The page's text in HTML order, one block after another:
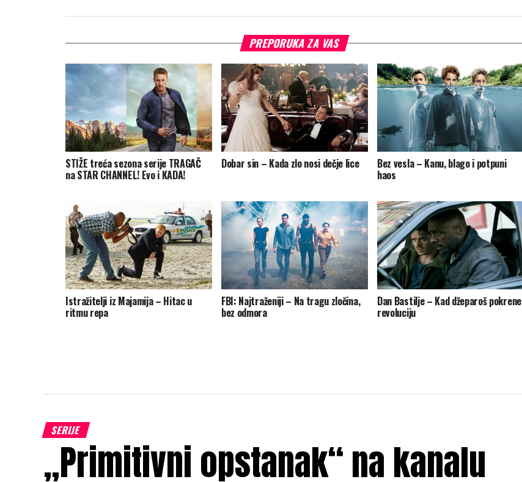
PREPORUKA ZA VAS
STIŽE treća sezona serije TRAGAČ
na STAR CHANNEL! Evo i KADA!
Dobar sin – Kada zlo nosi dečje lice Bez vesla – Kanu, blago i potpuni
haos
Istražitelji iz Majamija – Hitac u
ritmu repa
FBI: Najtraženiji – Na tragu zločina,
bez odmora
Dan Bastilje – Kad džeparoš pokrene
revoluciju
SERIJE
„Primitivni opstanak“ na kanalu